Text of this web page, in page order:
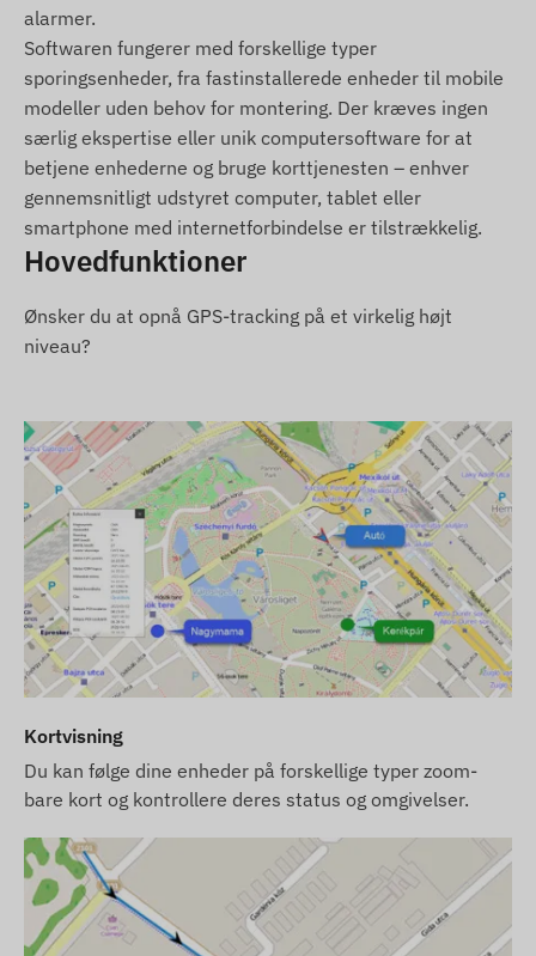
mobiloperatørernes netværk. Disse sikrer
dataindsamling og overførsel til brugerens telefon
eller til det centrale system. Enheden
kommunikerer via mobiloperatørernes netværk
ved hjælp af det isatte (udskiftelige) SIM-kort.
Driftsregion
2G: Verden
Hvis du kun køber enheden (uden
softwareabonnement), leveres den med
fabriksindstillinger. Du skal selv sørge for SIM-
kortet, dets indstillinger og drift (optankning,
årlig datavalidering).
Hvis du køber et softwareabonnement sammen
med enheden, men intet SIM-kort, leverer vi
enheden færdigregistreret i vores software.
Anskaffelse, indstilling og drift af SIM-kortet er
dog fortsat dit ansvar.
Hvis du køber både enhed, softwareabonnement
og SIM-kort hos os, leverer vi enheden og SIM-
kortet klar til brug med softwaren, og vi sørger
foretage dig noget i den forbindelse.
Ved softwareabonnement, hvis du ønsker at
benytte vores softwares SMS-alarmtjeneste
alarmer.
Softwaren fungerer med forskellige typer
sporingsenheder, fra fastinstallerede enheder til mobile
modeller uden behov for montering. Der kræves ingen
særlig ekspertise eller unik computersoftware for at
betjene enhederne og bruge korttjenesten – enhver
gennemsnitligt udstyret computer, tablet eller
smartphone med internetforbindelse er tilstrækkelig.
Hovedfunktioner
Ønsker du at opnå GPS-tracking på et virkelig højt
niveau?
Kortvisning
Du kan følge dine enheder på forskellige typer zoom-
bare kort og kontrollere deres status og omgivelser.